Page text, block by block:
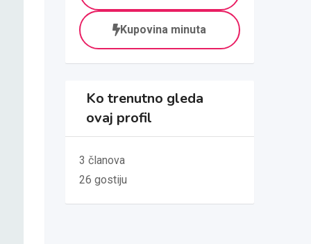
Kupovina minuta
Ko trenutno gleda
ovaj profil
3 članova
26 gostiju